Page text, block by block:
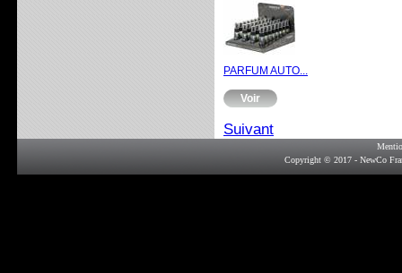
PARFUM AUTO...
Voir
Suivant
Copyright © 2017 - NewCo